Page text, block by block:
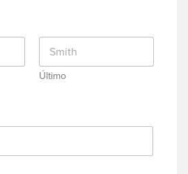
Último